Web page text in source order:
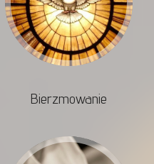
Bierzmowanie